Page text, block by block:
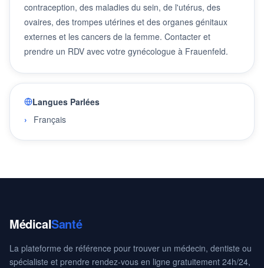
contraception, des maladies du sein, de l'utérus, des
ovaires, des trompes utérines et des organes génitaux
externes et les cancers de la femme. Contacter et
prendre un RDV avec votre gynécologue à Frauenfeld.
Langues Parlées
Français
MédicalSanté
La plateforme de référence pour trouver un médecin, dentiste ou
spécialiste et prendre rendez-vous en ligne gratuitement 24h/24,